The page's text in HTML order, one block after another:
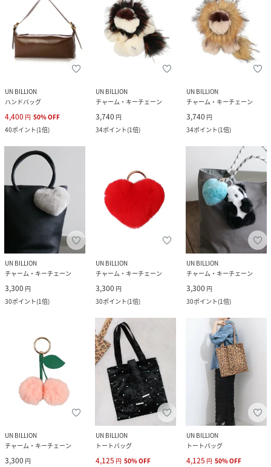
UN BILLION
ハンドバッグ
4,400 円 50%OFF
40ポイント(1倍)
UN BILLION
チャーム・キーチェーン
3,740 円
34ポイント(1倍)
UN BILLION
チャーム・キーチェーン
3,740 円
34ポイント(1倍)
UN BILLION
チャーム・キーチェーン
3,300 円
30ポイント(1倍)
UN BILLION
チャーム・キーチェーン
3,300 円
30ポイント(1倍)
UN BILLION
チャーム・キーチェーン
3,300 円
30ポイント(1倍)
UN BILLION
チャーム・キーチェーン
3,300 円
UN BILLION
トートバッグ
4,125 円 50%OFF
UN BILLION
トートバッグ
4,125 円 50%OFF